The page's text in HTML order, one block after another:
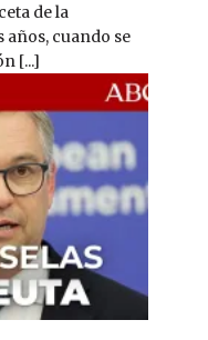
de la
cuando se
[...]